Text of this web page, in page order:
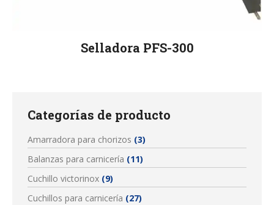
Selladora PFS-300
Categorías de producto
Amarradora para chorizos (3)
Balanzas para carnicería (11)
Cuchillo victorinox (9)
Cuchillos para carnicería (27)